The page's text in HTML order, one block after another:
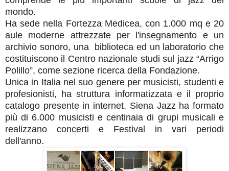
mondo.
Ha sede nella Fortezza Medicea, con 1.000 mq e 20
aule moderne attrezzate per l'insegnamento e un
archivio sonoro, una biblioteca ed un laboratorio che
costituiscono il Centro nazionale studi sul jazz “Arrigo
Polillo”, come sezione ricerca della Fondazione.
Unica in Italia nel suo genere per musicisti, studenti e
profesionisti, ha struttura informatizzata e il proprio
catalogo presente in internet. Siena Jazz ha formato
più di 6.000 musicisti e centinaia di grupi musicali e
realizzano concerti e Festival in vari periodi
dell'anno.